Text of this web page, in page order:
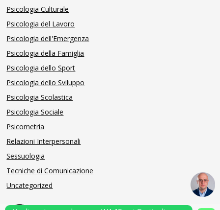
Psicologia Culturale
Psicologia del Lavoro
Psicologia dell'Emergenza
Psicologia della Famiglia
Psicologia dello Sport
Psicologia dello Sviluppo
Psicologia Scolastica
Psicologia Sociale
Psicometria
Relazioni Interpersonali
Sessuologia
Tecniche di Comunicazione
Uncategorized